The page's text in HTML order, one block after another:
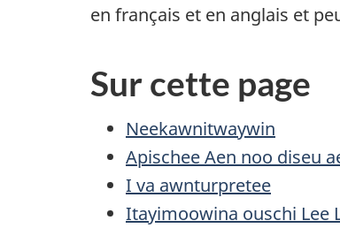
en français et en anglais et
Sur cette page
Neekawnitwaywin
Apischee Aen noo diseu
I va awnturpretee
Itayimoowina ouschi Lee